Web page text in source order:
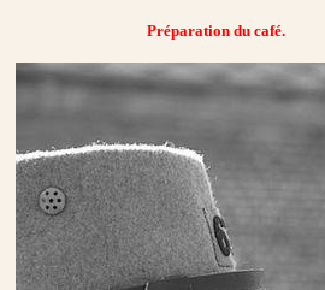
Préparation du café.